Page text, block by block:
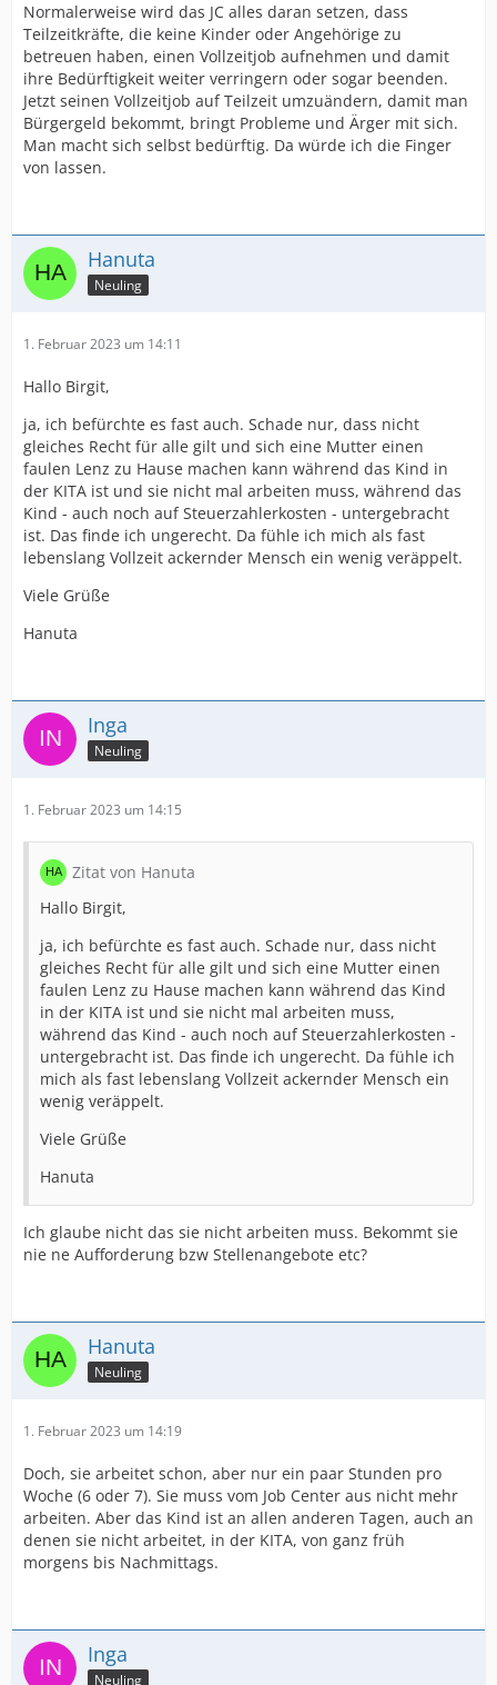
Normalerweise wird das JC alles daran setzen, dass
Teilzeitkräfte, die keine Kinder oder Angehörige zu
betreuen haben, einen Vollzeitjob aufnehmen und damit
ihre Bedürftigkeit weiter verringern oder sogar beenden.
Jetzt seinen Vollzeitjob auf Teilzeit umzuändern, damit man
Bürgergeld bekommt, bringt Probleme und Ärger mit sich.
Man macht sich selbst bedürftig. Da würde ich die Finger
von lassen.
Hanuta
Neuling
1. Februar 2023 um 14:11
Hallo Birgit,
ja, ich befürchte es fast auch. Schade nur, dass nicht
gleiches Recht für alle gilt und sich eine Mutter einen
faulen Lenz zu Hause machen kann während das Kind in
der KITA ist und sie nicht mal arbeiten muss, während das
Kind - auch noch auf Steuerzahlerkosten - untergebracht
ist. Das finde ich ungerecht. Da fühle ich mich als fast
lebenslang Vollzeit ackernder Mensch ein wenig veräppelt.
Viele Grüße
Hanuta
Inga
Neuling
1. Februar 2023 um 14:15
Zitat von Hanuta
Hallo Birgit,
ja, ich befürchte es fast auch. Schade nur, dass nicht
gleiches Recht für alle gilt und sich eine Mutter einen
faulen Lenz zu Hause machen kann während das Kind
in der KITA ist und sie nicht mal arbeiten muss,
während das Kind - auch noch auf Steuerzahlerkosten -
untergebracht ist. Das finde ich ungerecht. Da fühle ich
mich als fast lebenslang Vollzeit ackernder Mensch ein
wenig veräppelt.
Viele Grüße
Hanuta
Ich glaube nicht das sie nicht arbeiten muss. Bekommt sie
nie ne Aufforderung bzw Stellenangebote etc?
Hanuta
Neuling
1. Februar 2023 um 14:19
Doch, sie arbeitet schon, aber nur ein paar Stunden pro
Woche (6 oder 7). Sie muss vom Job Center aus nicht mehr
arbeiten. Aber das Kind ist an allen anderen Tagen, auch an
denen sie nicht arbeitet, in der KITA, von ganz früh
morgens bis Nachmittags.
Inga
Neuling